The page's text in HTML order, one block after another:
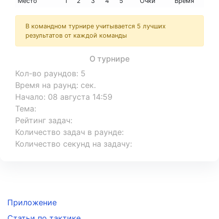
В командном турнире учитывается 5 лучших
результатов от каждой команды
О турнире
Кол-во раундов: 5
Время на раунд: сек.
Начало: 08 августа 14:59
Тема:
Рейтинг задач:
Количество задач в раунде:
Количество секунд на задачу:
Приложение